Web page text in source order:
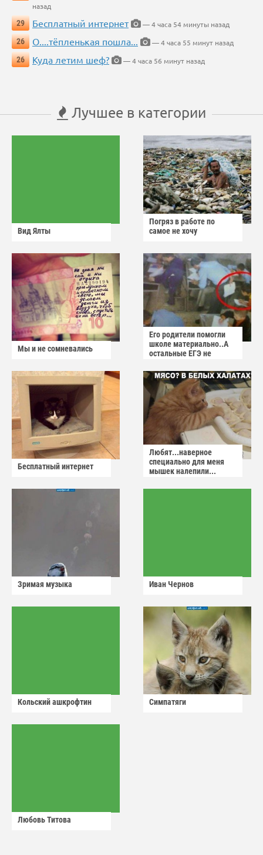
назад
29
Бесплатный интернет
— 4 часа 54 минуты назад
26
О....тёпленькая пошла...
— 4 часа 55 минут назад
26
Куда летим шеф? — 4 часа 56 минут назад
Лучшее в категории
Вид Ялты
Погряз в работе по
самое не хочу
Мы и не сомневались
Его родители помогли
школе материально..А
остальные ЕГЭ не
Бесплатный интернет
Любят...наверное
специально для меня
мышек налепили...
Зримая музыка Иван Чернов
Кольский ашкрофтин Симпатяги
Любовь Титова